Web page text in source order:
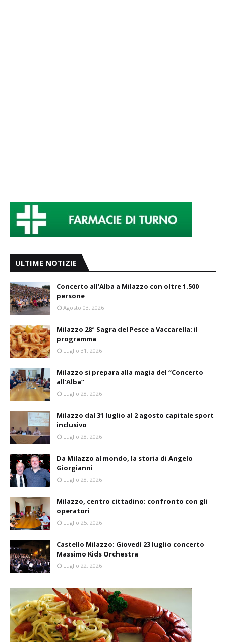
ULTIME NOTIZIE
Concerto all’Alba a Milazzo con oltre 1.500
persone
Agosto 03, 2026
Milazzo 28ª Sagra del Pesce a Vaccarella: il
programma
Luglio 31, 2026
Milazzo si prepara alla magia del “Concerto
all’Alba”
Luglio 28, 2026
Milazzo dal 31 luglio al 2 agosto capitale sport
inclusivo
Luglio 28, 2026
Da Milazzo al mondo, la storia di Angelo
Giorgianni
Luglio 28, 2026
Milazzo, centro cittadino: confronto con gli
operatori
Luglio 25, 2026
Castello Milazzo: Giovedì 23 luglio concerto
Massimo Kids Orchestra
Luglio 22, 2026